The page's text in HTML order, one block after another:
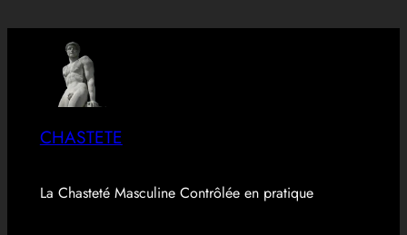
CHASTETE
La Chasteté Masculine Contrôlée en pratique